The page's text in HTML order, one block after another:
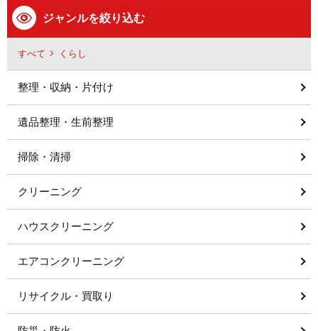
ジャンルを絞り込む
すべて くらし
整理・収納・片付け
遺品整理・生前整理
掃除・清掃
クリーニング
ハウスクリーニング
エアコンクリーニング
リサイクル・買取り